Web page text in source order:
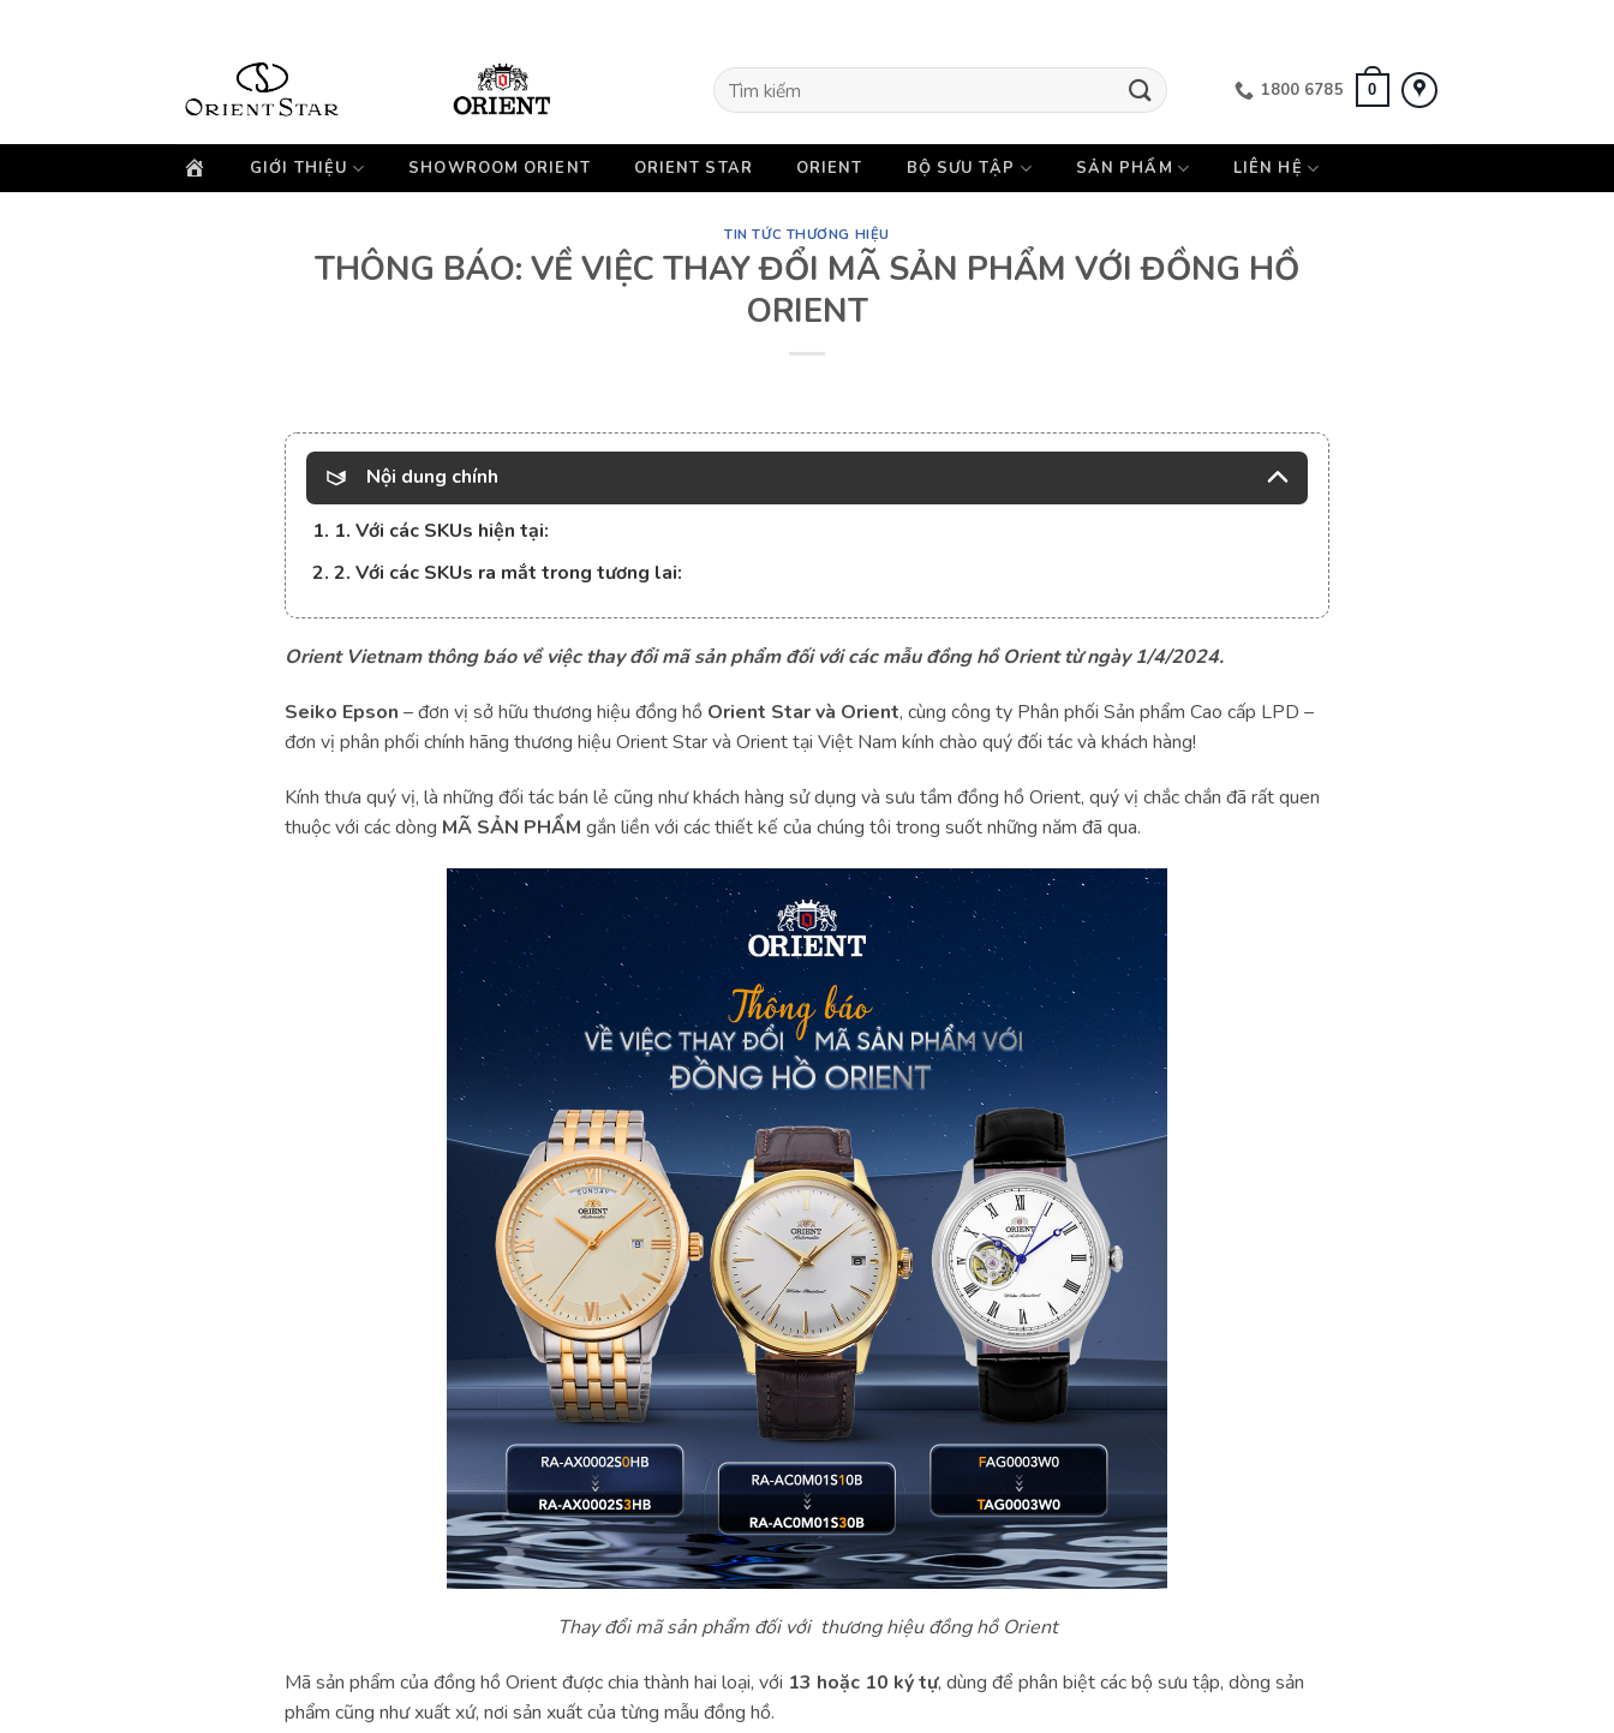
Tìm
kiếm:
1800 6785 0
GIỚI THIỆU SHOWROOM ORIENT ORIENT STAR ORIENT BỘ SƯU TẬP SẢN PHẨM LIÊN HỆ
TIN TỨC THƯƠNG HIỆU
THÔNG BÁO: VỀ VIỆC THAY ĐỔI MÃ SẢN PHẨM VỚI ĐỒNG HỒ
ORIENT
Nội dung chính
1. 1. Với các SKUs hiện tại:
2. 2. Với các SKUs ra mắt trong tương lai:
Orient Vietnam thông báo về việc thay đổi mã sản phẩm đối với các mẫu đồng hồ Orient từ ngày 1/4/2024.
Seiko Epson – đơn vị sở hữu thương hiệu đồng hồ Orient Star và Orient, cùng công ty Phân phối Sản phẩm Cao cấp LPD –
đơn vị phân phối chính hãng thương hiệu Orient Star và Orient tại Việt Nam kính chào quý đối tác và khách hàng!
Kính thưa quý vị, là những đối tác bán lẻ cũng như khách hàng sử dụng và sưu tầm đồng hồ Orient, quý vị chắc chắn đã rất quen
thuộc với các dòng MÃ SẢN PHẨM gắn liền với các thiết kế của chúng tôi trong suốt những năm đã qua.
Thay đổi mã sản phẩm đối với thương hiệu đồng hồ Orient
Mã sản phẩm của đồng hồ Orient được chia thành hai loại, với 13 hoặc 10 ký tự, dùng để phân biệt các bộ sưu tập, dòng sản
phẩm cũng như xuất xứ, nơi sản xuất của từng mẫu đồng hồ.